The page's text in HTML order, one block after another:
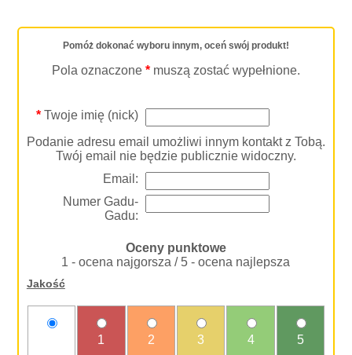
Pomóż dokonać wyboru innym, oceń swój produkt!
Pola oznaczone * muszą zostać wypełnione.
*Twoje imię (nick)
Podanie adresu email umożliwi innym kontakt z Tobą.
Twój email nie będzie publicznie widoczny.
Email:
Numer Gadu-
Gadu:
Oceny punktowe
1 - ocena najgorsza / 5 - ocena najlepsza
Jakość
1 2 3 4 5